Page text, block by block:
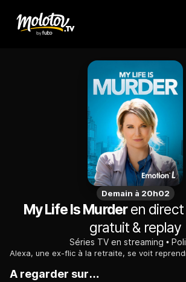
Demain à 20h02
My Life Is Murderen direct
gratuit & replay
Séries TV en streaming
A regarder sur…